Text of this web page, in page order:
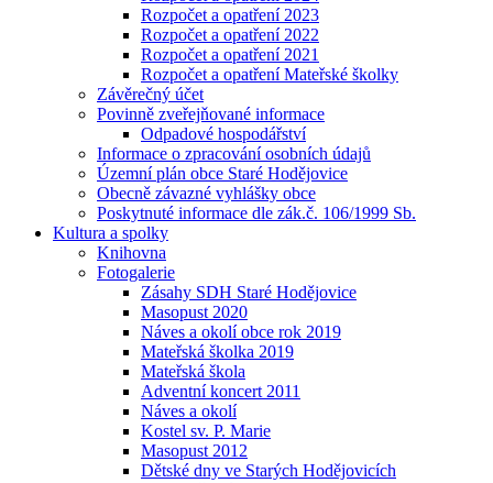
Rozpočet a opatření 2023
Rozpočet a opatření 2022
Rozpočet a opatření 2021
Rozpočet a opatření Mateřské školky
Závěrečný účet
Povinně zveřejňované informace
Odpadové hospodářství
Informace o zpracování osobních údajů
Územní plán obce Staré Hodějovice
Obecně závazné vyhlášky obce
Poskytnuté informace dle zák.č. 106/1999 Sb.
Kultura a spolky
Knihovna
Fotogalerie
Zásahy SDH Staré Hodějovice
Masopust 2020
Náves a okolí obce rok 2019
Mateřská školka 2019
Mateřská škola
Adventní koncert 2011
Náves a okolí
Kostel sv. P. Marie
Masopust 2012
Dětské dny ve Starých Hodějovicích